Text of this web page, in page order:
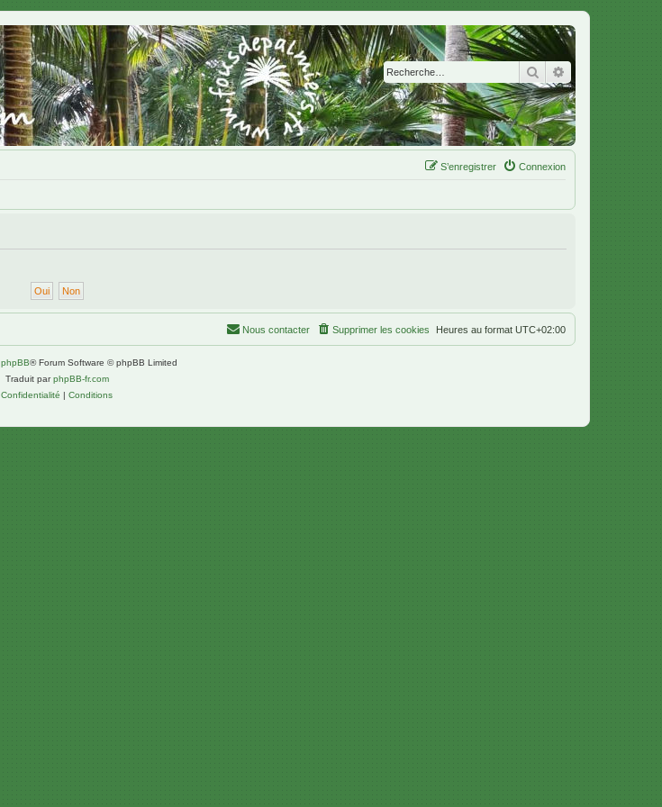
Rechercher
Connexion
S’enregistrer
Heures au format UTC+02:00
Supprimer les cookies
Nous contacter
phpBB® Forum Software © phpBB Limited
Traduit parphpBB-fr.com
Confidentialité | Conditions